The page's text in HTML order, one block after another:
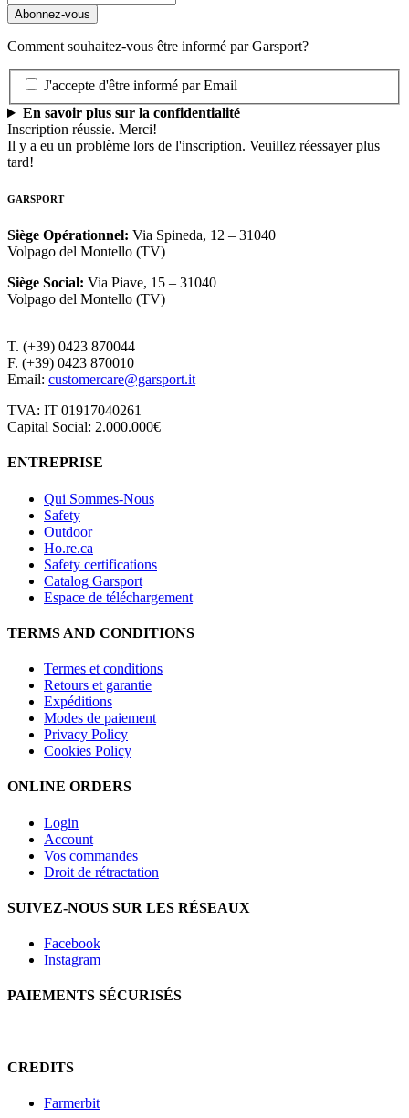
Comment souhaitez-vous être informé par Garsport?
J'accepte d'être informé par Email
En savoir plus sur la confidentialité
Inscription réussie. Merci!
Il y a eu un problème lors de l'inscription. Veuillez réessayer plus
tard!
GARSPORT
Siège Opérationnel: Via Spineda, 12 – 31040
Volpago del Montello (TV)
Siège Social: Via Piave, 15 – 31040
Volpago del Montello (TV)
T. (+39) 0423 870044
F. (+39) 0423 870010
Email: customercare@garsport.it
TVA: IT 01917040261
Capital Social: 2.000.000€
ENTREPRISE
Qui Sommes-Nous
Safety
Outdoor
Ho.re.ca
Safety certifications
Catalog Garsport
Espace de téléchargement
TERMS AND CONDITIONS
Termes et conditions
Retours et garantie
Expéditions
Modes de paiement
Privacy Policy
Cookies Policy
ONLINE ORDERS
Login
Account
Vos commandes
Droit de rétractation
SUIVEZ-NOUS SUR LES RÉSEAUX
Facebook
Instagram
PAIEMENTS SÉCURISÉS
CREDITS
Farmerbit